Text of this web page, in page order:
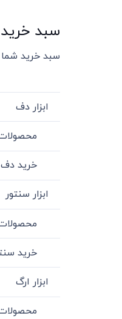
سبد خرید
سبد خرید
ابزار دف
خرید دف
ابزار سنتور
خرید
ابزار ارگ